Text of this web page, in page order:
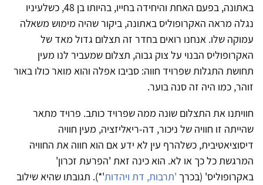
באתונה, בפעם האחת והיחידה בחייו, בהיותו בן 48, כשלעיניו
נגלה מראה האקרופוליס באתונה, ביקור שהיה מימוש משאלה
עמוקה שלו. אנחנו רואים בחדר זה תצלום גדול מאד של
האקרופוליס הבנוי על צוק גבוה, תצלום שמעביר לנו מעין
תחושת התגלות שפרויד חווה: סביבו אפלה והוא מואר כולו באור
זוהר, כמו היה זה סנה בוער.
חוויתנו את התצלום שונה ממה שפרויד כותב. פרויד מתאר
שהייתה זו חוויה של ניכור, דה-ריאליזציה, מעין חוויה
דיסוציאטיבית, כשלהרף עין לא ידע אם הוא חווה את החוויה
המרגשת כל כך או לא. הוא כינה זאת 'הפרעת זכרון'
באקרופוליס' (בכרך 'תרבות, דת ויהדות'*). תגובתו שהיא שילוב